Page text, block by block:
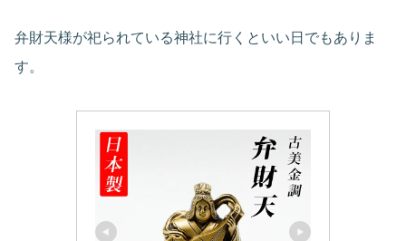
弁財天様が祀られている神社に行くといい日でもありま
す。